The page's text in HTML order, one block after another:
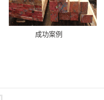
成功案例